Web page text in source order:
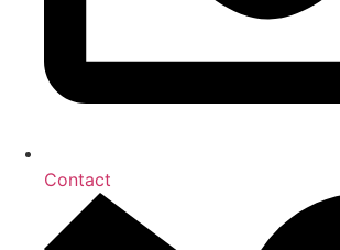
Contact